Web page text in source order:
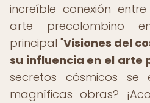
increíble conexión
arte precolombino
principal "Visiones del
su influencia en el arte
secretos cósmicos se
magníficas obras?